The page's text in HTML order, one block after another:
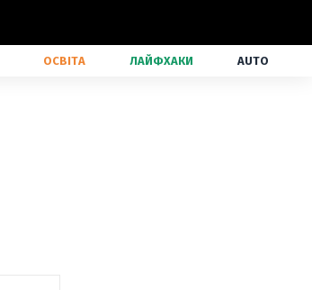
ОСВІТА ЛАЙФХАКИ AUTO